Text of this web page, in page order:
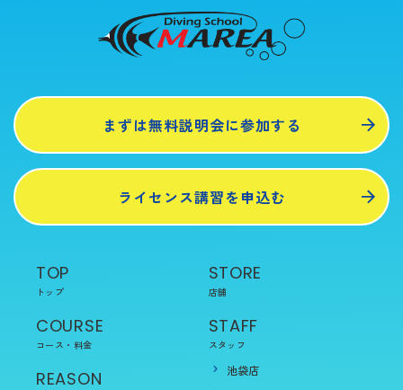
まずは無料説明会に参加する
ライセンス講習を申込む
TOP
トップ
COURSE
コース・料金
REASON
STORE
店舗
STAFF
スタッフ
池袋店